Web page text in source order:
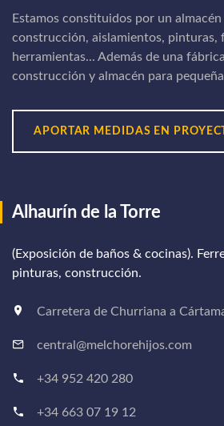
Estamos constituidos por un
construcción, aislamientos, pinturas,
herramientas... Además de una
construcción y almacén para
APORTAR MEDIDAS EN
Alhaurín de la Torre
(Exposición de baños & cocinas).
pinturas, construcción.
Carretera de Churriana a
central@melchorehijos.com
+34 952 420 280
+34 663 07 19 12